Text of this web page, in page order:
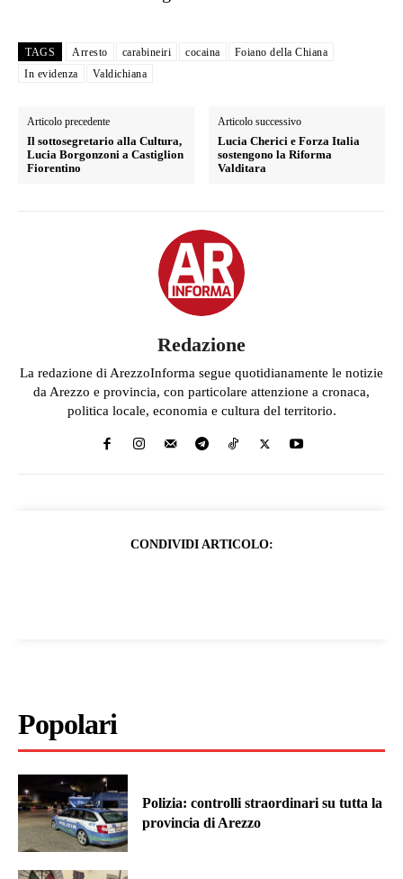
TAGS Arresto carabineiri cocaina
Foiano della Chiana
In evidenza
Valdichiana
Articolo precedente
Il sottosegretario alla Cultura,
Lucia Borgonzoni a Castiglion
Fiorentino
Articolo successivo
Lucia Cherici e Forza Italia
sostengono la Riforma
Valditara
Redazione
La redazione di ArezzoInforma segue quotidianamente le notizie
da Arezzo e provincia, con particolare attenzione a cronaca,
politica locale, economia e cultura del territorio.
CONDIVIDI ARTICOLO:
Popolari
Polizia: controlli straordinari su tutta la
provincia di Arezzo